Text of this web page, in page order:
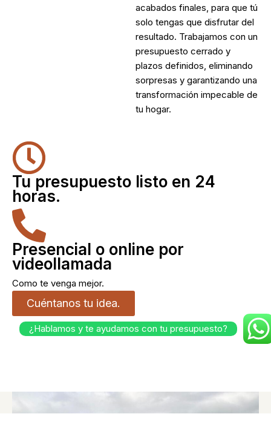
acabados finales, para que tú
solo tengas que disfrutar del
resultado. Trabajamos con un
presupuesto cerrado y
plazos definidos, eliminando
sorpresas y garantizando una
transformación impecable de
tu hogar.
Tu presupuesto listo en 24
horas.
Presencial o online por
videollamada
Como te venga mejor.
Cuéntanos tu idea.
¿Hablamos y te ayudamos con tu presupuesto?